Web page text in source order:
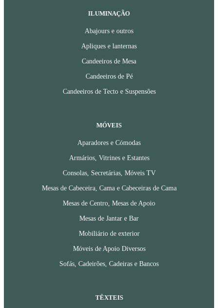
ILUMINAÇÃO
Abajours e outros
Apliques e lanternas
Candeeiros de Mesa
Candeeiros de Pé
Candeeiros de Tecto e Suspensões
MÓVEIS
Aparadores e Cómodas
Armários, Vitrines e Estantes
Consolas, Secretárias, Móveis TV
Mesas de Cabeceira, Cama e Cabeceiras de Cama
Mesas de Centro, Mesas de Apoio
Mesas de Jantar e Bar
Mobiliário de exterior
Móveis de Apoio Diversos
Sofás, Cadeirões, Cadeiras e Bancos
TÊXTEIS